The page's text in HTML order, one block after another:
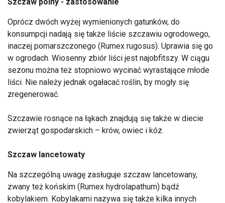
Szczaw polny - zastosowanie
Oprócz dwóch wyżej wymienionych gatunków, do
konsumpcji nadają się także liście szczawiu ogrodowego,
inaczej pomarszczonego (Rumex rugosus). Uprawia się go
w ogrodach. Wiosenny zbiór liści jest najobfitszy. W ciągu
sezonu można też stopniowo wycinać wyrastające młode
liści. Nie należy jednak ogałacać roślin, by mogły się
zregenerować.
Szczawie rosnące na łąkach znajdują się także w diecie
zwierząt gospodarskich – krów, owiec i kóz.
Szczaw lancetowaty
Na szczególną uwagę zasługuje szczaw lancetowany,
zwany też końskim (Rumex hydrolapathum) bądź
kobylakiem. Kobylakami nazywa się także kilka innych